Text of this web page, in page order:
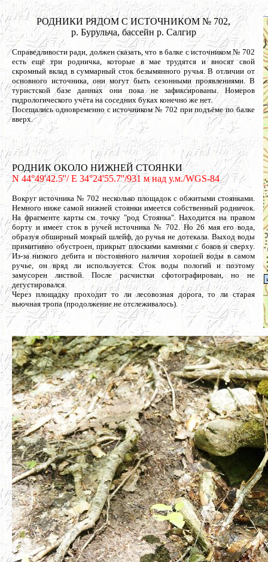
РОДНИКИ РЯДОМ С ИСТОЧНИКОМ № 702,
р. Бурульча, бассейн р. Салгир
Справедливости ради, должен сказать, что в балке с источником № 702
есть ещё три родничка, которые в мае трудятся и вносят свой
скромный вклад в суммарный сток безымянного ручья. В отличии от
основного источника, они могут быть сезонными проявлениями. В
туристской базе данных они пока не зафиксированы. Номеров
гидрологического учёта на соседних буках конечно же нет.
Посещались одновременно с источником № 702 при подъёме по балке
вверх.
РОДНИК ОКОЛО НИЖНЕЙ СТОЯНКИ
N 44°49'42.5''/ E 34°24'55.7''/931 м над у.м./WGS-84
Вокруг источника № 702 несколько площадок с обжитыми стоянками.
Немного ниже самой нижней стоянки имеется собственный родничок.
На фрагменте карты см. точку "род Стоянка". Находится на правом
борту и имеет сток в ручей источника № 702. Но 26 мая его вода,
образуя обширный мокрый шлейф, до ручья не дотекала. Выход воды
примитивно обустроен, прикрыт плоскими камнями с боков и сверху.
Из-за низкого дебита и постоянного наличия хорошей воды в самом
ручье, он вряд ли используется. Сток воды пологий и поэтому
замусорен листвой. После расчистки сфотографирован, но не
дегустировался.
Через площадку проходит то ли лесовозная дорога, то ли старая
вьючная тропа (продолжение не отслеживалось).